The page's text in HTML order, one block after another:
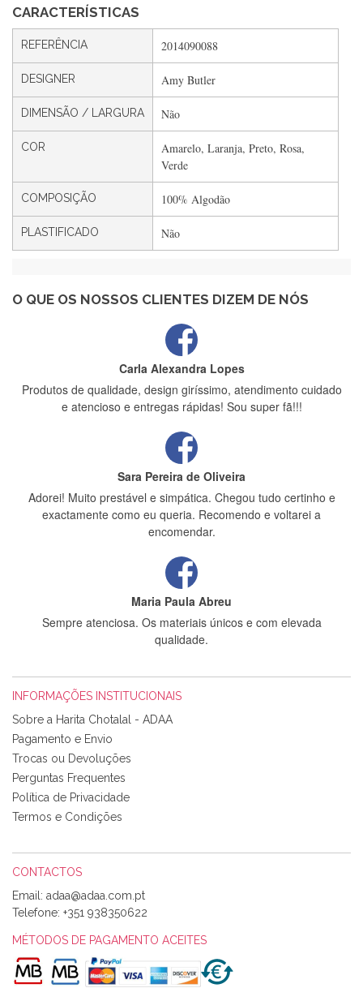
CARACTERÍSTICAS
REFERÊNCIA 2014090088
DESIGNER Amy Butler
DIMENSÃO / LARGURA Não
COR
Amarelo, Laranja, Preto, Rosa,
Verde
COMPOSIÇÃO 100% Algodão
PLASTIFICADO Não
O QUE OS NOSSOS CLIENTES DIZEM DE NÓS
Silvia André
Gostei ,Serviço bastante rápido. recomendo
Filipa Freire
Rápido, atendimento 5*. Hoje chegará a segunda encomenda
feita de muitas certamente❤️
estrelas
Carla Alexandra Lopes
Produtos de qualidade, design giríssimo, atendimento cuidado
e atencioso e entregas rápidas! Sou super fã!!!
Sara Pereira de Oliveira
Adorei! Muito prestável e simpática. Chegou tudo certinho e
exactamente como eu queria. Recomendo e voltarei a
encomendar.
Maria Paula Abreu
Sempre atenciosa. Os materiais únicos e com elevada
qualidade.
Tudo chegou em condições, pois os produtos vieram muito
bem acondicionados. Estou plenamente satisfeita com os
produtos adquiridos. Relativamente à bolsa, tem um tecido
com um padrão e cores muito bonitas e a execução está
perfeitíssima. Futuramente penso voltar a comprar na vossa
loja, têm excelentes artigos a um preço muito justo. A
Alexandra Morais
Olá boa Noite. Os meus tecidos chegaram hoje. Muito
obrigada pelo miminho que dá um jeitaço pras minhas linhas
de bordar e não sei o que pões nos tecidos, mas que cheiram
maravilhosamente ... cheiram! :) Muito Obrigada.
INFORMAÇÕES INSTITUCIONAIS
Sobre a Harita Chotalal - ADAA
Pagamento e Envio
Trocas ou Devoluções
Perguntas Frequentes
Política de Privacidade
Termos e Condições
CONTACTOS
Email:
Telefone: +351 938350622
MÉTODOS DE PAGAMENTO ACEITES